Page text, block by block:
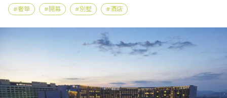
奢華 開幕 別墅 酒店